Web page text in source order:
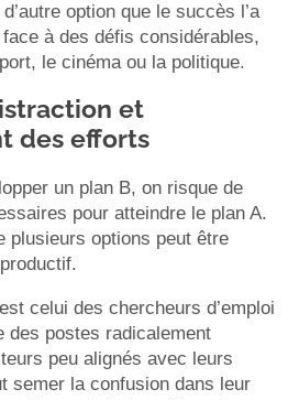
option que le succès l’a
à des défis considérables,
le cinéma ou la politique.
et
des efforts
un plan B, on risque de
pour atteindre le plan A.
plusieurs options peut être
celui des chercheurs d’emploi
des postes radicalement
peu alignés avec leurs
semer la confusion dans leur